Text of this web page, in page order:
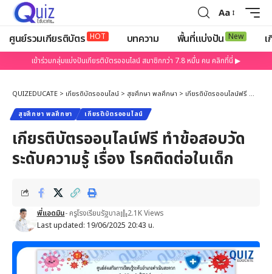
Aa
ศูนย์รวมเกียรติบัตร HOT บทความ พื้นที่แบ่งปัน New
เข้าร่วมกลุ่มแบ่งปันเกียรติบัตรออนไลน์ สมาชิกกว่า 7.8 หมื่น คน คลิกที่นี่ ▶
QUIZEDUCATE > เกียรติบัตรออนไลน์ > สุขศึกษา พลศึกษา > เกียรติบัตรออนไลน์ฟรี ทำข้อสอบวัดระดับความรู้ เรื่อง โรคติดต่อในเด็ก
สุขศึกษา พลศึกษา เกียรติบัตรออนไลน์
เกียรติบัตรออนไลน์ฟรี ทำข้อสอบวัด
ระดับความรู้ เรื่อง โรคติดต่อในเด็ก
Last updated: 19/06/2025 20:43 น.
พี่แอดมิน- ครูโรงเรียนรัฐบาล 2.1K Views